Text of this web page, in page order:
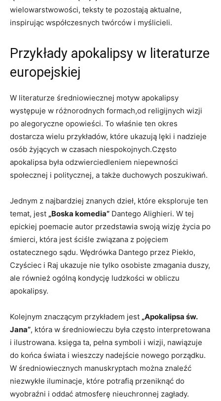
wielowarstwowości, teksty te pozostają aktualne,
inspirując współczesnych twórców i ‌myślicieli.
Przykłady apokalipsy w literaturze
europejskiej
W literaturze średniowiecznej motyw apokalipsy⁤
występuje w różnorodnych formach,od religijnych wizji‌
po alegoryczne opowieści. To właśnie ten ⁤okres⁤
dostarcza wielu ​przykładów, które ukazują lęki⁢ i nadzieje
osób żyjących w czasach niespokojnych.Często
apokalipsa była odzwierciedleniem niepewności
społecznej ‍i politycznej, ​a także duchowych poszukiwań.
Jednym z najbardziej znanych dzieł, ​które eksploruje ten
temat, jest „Boska komedia” Dantego Alighieri. ‌W tej
epickiej poemacie autor przedstawia‌ swoją wizję życia po
śmierci, która ‍jest ściśle związana z pojęciem
ostatecznego sądu. ‌Wędrówka Dantego przez Piekło,
Czyściec i ⁤Raj‍ ukazuje nie tylko osobiste zmagania duszy,
ale ⁢również ogólną kondycję ludzkości w obliczu
apokalipsy.
Kolejnym znaczącym przykładem jest „Apokalipsa​ św.
Jana”, która w średniowieczu była często interpretowana
i ilustrowana. księga ta, pełna ⁣symboli i wizji, nawiązuje
do końca świata i wieszczy nadejście nowego porządku.
W średniowiecznych manuskryptach można znaleźć
‌niezwykłe⁤ iluminacje, które potrafią przeniknąć⁢ do
wyobraźni i oddać atmosferę nieuchronnej ⁤zagłady.